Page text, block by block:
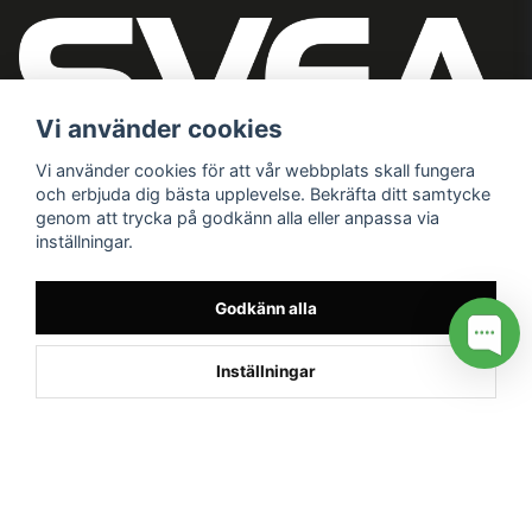
Vi använder cookies
Vi använder cookies för att vår webbplats skall fungera
och erbjuda dig bästa upplevelse. Bekräfta ditt samtycke
genom att trycka på godkänn alla eller anpassa via
inställningar.
Godkänn alla
Inställningar